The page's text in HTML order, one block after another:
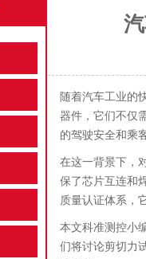
随着汽车工业的
器件，它们不仅
的驾驶安全和乘
在这一背景下，
保了芯片互连和
质量认证体系，
本文科准测控小
们将讨论剪切力